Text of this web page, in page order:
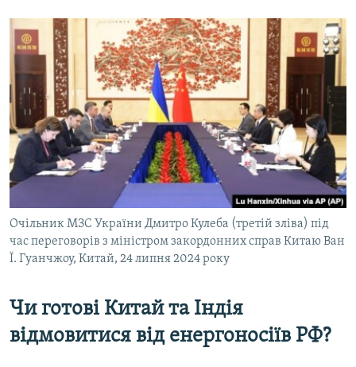
Очільник МЗС України Дмитро Кулеба (третій зліва) під
час переговорів з міністром закордонних справ Китаю Ван
Ї. Гуанчжоу, Китай, 24 липня 2024 року
Чи готові Китай таІндія
відмовитися від енергоносіїв РФ?